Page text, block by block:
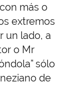
más o
extremos
un lado, a
o Mr
sólo
de